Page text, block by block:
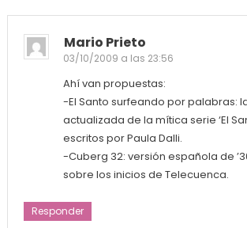
Mario Prieto
03/10/2009 a las 23:56
Ahí van propuestas:
-El Santo surfeando por palabras:
actualizada de la mítica serie ‘El
escritos por Paula Dalli.
-Cuberg 32: versión española de
sobre los inicios de Telecuenca.
Responder